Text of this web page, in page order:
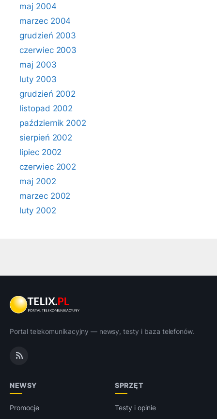
maj 2004
marzec 2004
grudzień 2003
czerwiec 2003
maj 2003
luty 2003
grudzień 2002
listopad 2002
październik 2002
sierpień 2002
lipiec 2002
czerwiec 2002
maj 2002
marzec 2002
luty 2002
Portal telekomunikacyjny — newsy, testy i baza telefonów.
NEWSY
Promocje
SPRZĘT
Testy i opinie